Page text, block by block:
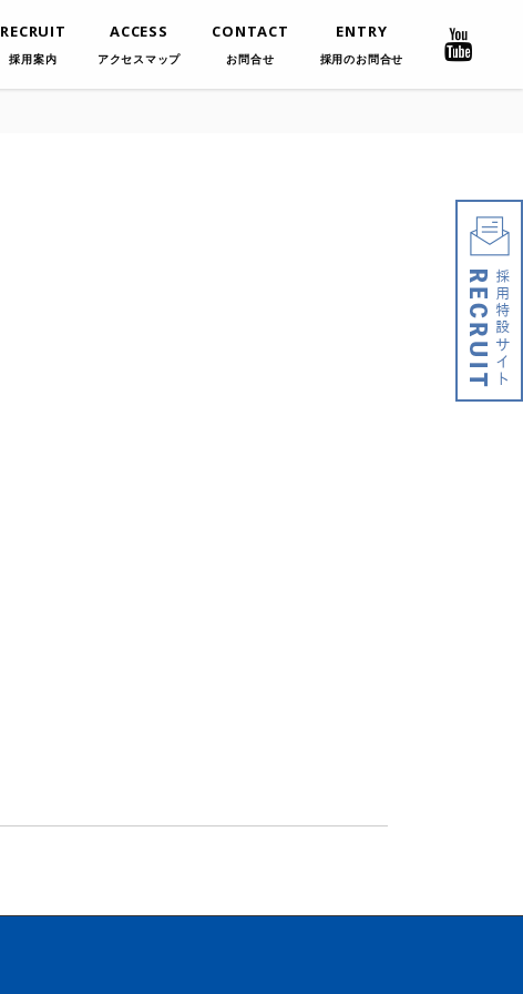
RECRUIT
採用案内
ACCESS
アクセスマップ
CONTACT
お問合せ
ENTRY
採用のお問合せ